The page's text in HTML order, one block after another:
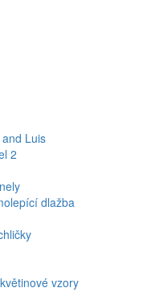
Luis
2
dlažba
vzory